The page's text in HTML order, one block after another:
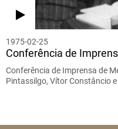
1975-02-25
Conferência de
Conferência de Imprensa de
Pintassilgo, Vítor Constâncio